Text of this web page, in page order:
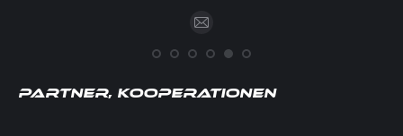
E-
mail
Partner, Kooperationen